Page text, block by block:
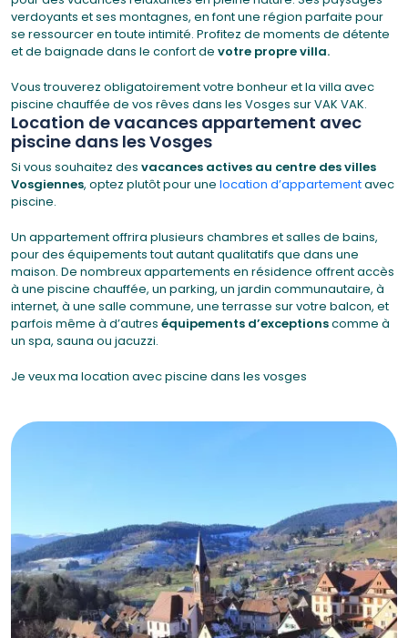
verdoyants et ses montagnes, en font une région parfaite pour
se ressourcer en toute intimité. Profitez de moments de détente
et de baignade dans le confort de votre propre villa.
Vous trouverez obligatoirement votre bonheur et la villa avec
piscine chauffée de vos rêves dans les Vosges sur VAK VAK.
Location de vacances appartement avec
piscine dans les Vosges
Si vous souhaitez des vacances actives au centre des villes
Vosgiennes, optez plutôt pour une location d’appartementavec
piscine.
Un appartement offrira plusieurs chambres et salles de bains,
pour des équipements tout autant qualitatifs que dans une
maison. De nombreux appartements en résidence offrent accès
à une piscine chauffée, un parking, un jardin communautaire, à
internet, à une salle commune, une terrasse sur votre balcon, et
parfois même à d’autres équipements d’exceptionscomme à
un spa, sauna ou jacuzzi.
Je veux ma location avec piscine dans les vosges